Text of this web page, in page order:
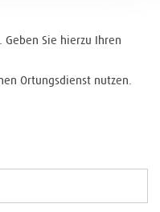
Geben Sie hierzu Ihren
Ortungsdienst nutzen.